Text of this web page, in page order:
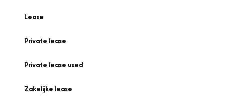
Lease
Private lease
Private lease used
Zakelijke lease